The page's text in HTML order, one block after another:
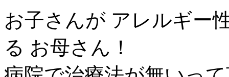
お子さんが アレルギー
る お母さん！